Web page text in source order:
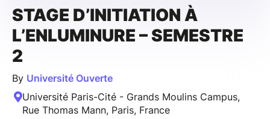
STAGE D’INITIATION À
L’ENLUMINURE – SEMESTRE
2
By Université Ouverte
Université Paris-Cité - Grands Moulins Campus,
Rue Thomas Mann, Paris, France